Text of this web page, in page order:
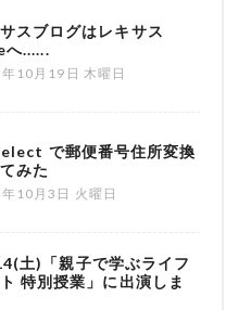
スブログはレキサス
......
10月19日 木曜日
で郵便番号住所変換
みた
10月3日 火曜日
土)「親子で学ぶライフ
特別授業」に出演しま